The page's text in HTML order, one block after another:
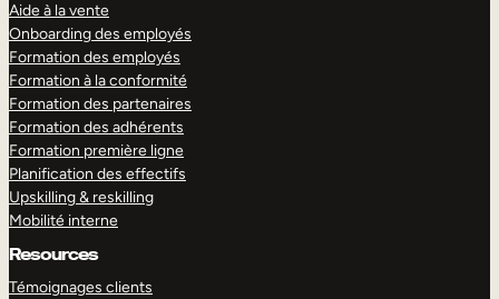
Aide à la vente
Onboarding des employés
Formation des employés
Formation à la conformité
Formation des partenaires
Formation des adhérents
Formation première ligne
Planification des effectifs
Upskilling & reskilling
Mobilité interne
Resources
Témoignages clients